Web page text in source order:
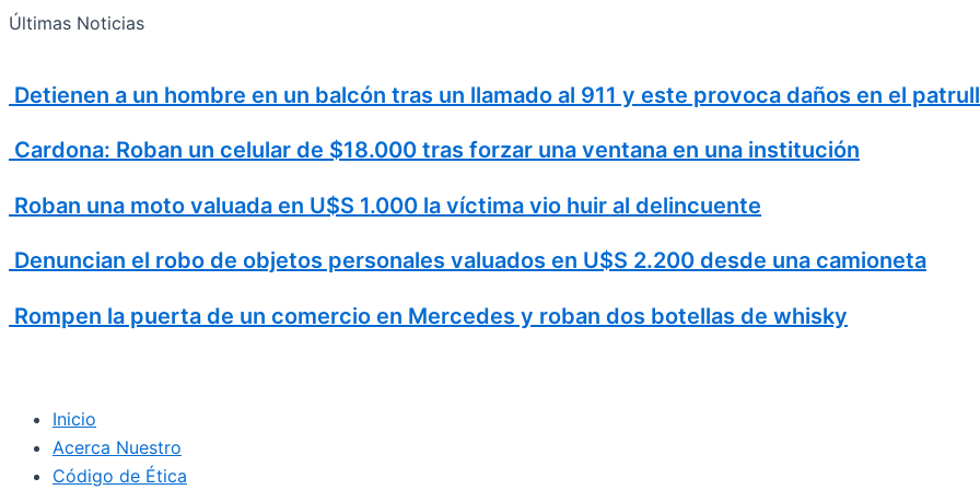
Ir
Últimas Noticias
Detienen a un hombre en un balcón tras un llamado al 911 y este provoca daños en el
Cardona: Roban un celular de $18.000 tras forzar una ventana en una institución
Roban una moto valuada en U$S 1.000 la víctima vio huir al delincuente
Denuncian el robo de objetos personales valuados en U$S 2.200 desde una camioneta
Rompen la puerta de un comercio en Mercedes y roban dos botellas de whisky
Inicio
Acerca Nuestro
Código de Ética
Search